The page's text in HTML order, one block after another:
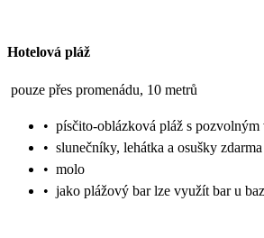
Hotelová pláž
pouze přes promenádu, 10 metrů
• písčito-oblázková pláž s pozvolným
• slunečníky, lehátka a osušky zdarma
• molo
• jako plážový bar lze využít bar u